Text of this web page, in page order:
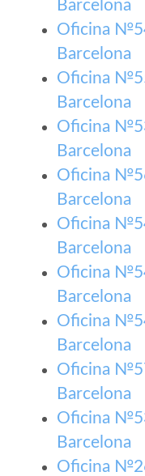
Barcelona
Oficina
Barcelona
Oficina
Barcelona
Oficina
Barcelona
Oficina
Barcelona
Oficina
Barcelona
Oficina
Barcelona
Oficina
Barcelona
Oficina
Barcelona
Oficina
Barcelona
Oficina